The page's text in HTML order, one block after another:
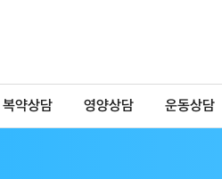
복약상담 영양상담 운동상담